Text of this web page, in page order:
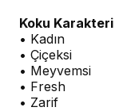
Koku Karakteri
• Kadın
• Çiçeksi
• Meyvemsi
• Fresh
• Zarif